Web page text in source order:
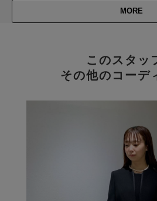
MORE
このスタッ
その他のコーデ